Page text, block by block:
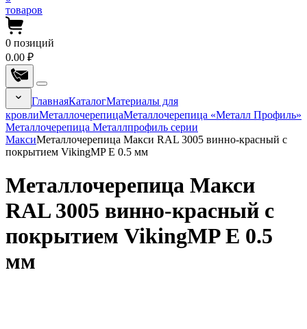
товаров
0 позиций
0.00 ₽
ГлавнаяКаталогМатериалы для
кровлиМеталлочерепицаМеталлочерепица «Металл Профиль»
Металлочерепица Металлпрофиль серии
МаксиМеталлочерепица Макси RAL 3005 винно-красный с
покрытием VikingMP E 0.5 мм
Металлочерепица Макси
RAL 3005 винно-красный с
покрытием VikingMP E 0.5
мм